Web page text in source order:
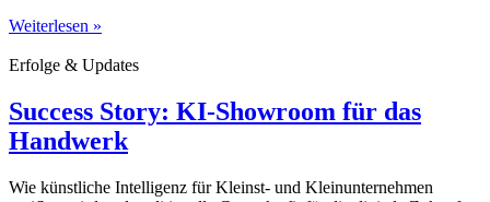
Weiterlesen »
Erfolge & Updates
Success Story: KI-Showroom für das
Handwerk
Wie künstliche Intelligenz für Kleinst- und Kleinunternehmen